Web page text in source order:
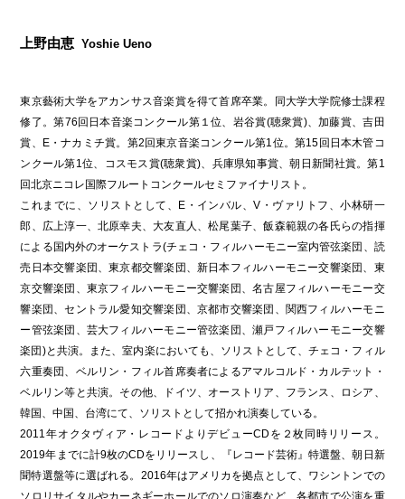
上野由恵 Yoshie Ueno
東京藝術大学をアカンサス音楽賞を得て首席卒業。同大学大学院修士課程
修了。第76回日本音楽コンクール第１位、岩谷賞(聴衆賞)、加藤賞、吉田
賞、E・ナカミチ賞。第2回東京音楽コンクール第1位。第15回日本木管コ
ンクール第1位、コスモス賞(聴衆賞)、兵庫県知事賞、朝日新聞社賞。第1
回北京ニコレ国際フルートコンクールセミファイナリスト。
これまでに、ソリストとして、E・インバル、V・ヴァリトフ、小林研一
郎、広上淳一、北原幸夫、大友直人、松尾葉子、飯森範親の各氏らの指揮
による国内外のオーケストラ(チェコ・フィルハーモニー室内管弦楽団、読
売日本交響楽団、東京都交響楽団、新日本フィルハーモニー交響楽団、東
京交響楽団、東京フィルハーモニー交響楽団、名古屋フィルハーモニー交
響楽団、セントラル愛知交響楽団、京都市交響楽団、関西フィルハーモニ
ー管弦楽団、芸大フィルハーモニー管弦楽団、瀬戸フィルハーモニー交響
楽団)と共演。また、室内楽においても、ソリストとして、チェコ・フィル
六重奏団、ベルリン・フィル首席奏者によるアマルコルド・カルテット・
ベルリン等と共演。その他、ドイツ、オーストリア、フランス、ロシア、
韓国、中国、台湾にて、ソリストとして招かれ演奏している。
2011年オクタヴィア・レコードよりデビューCDを２枚同時リリース。
2019年までに計9枚のCDをリリースし、『レコード芸術』特選盤、朝日新
聞特選盤等に選ばれる。2016年はアメリカを拠点として、ワシントンでの
ソロリサイタルやカーネギーホールでのソロ演奏など、各都市で公演を重